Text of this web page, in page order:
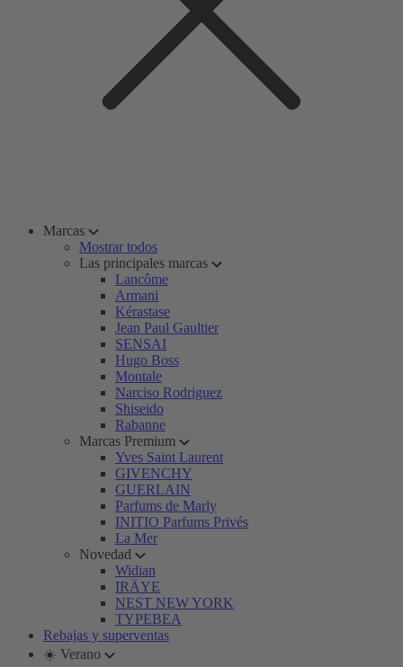
Marcas
Mostrar todos
Las principales marcas
Lancôme
Armani
Kérastase
Jean Paul Gaultier
SENSAI
Hugo Boss
Montale
Narciso Rodriguez
Shiseido
Rabanne
Marcas Premium
Yves Saint Laurent
GIVENCHY
GUERLAIN
Parfums de Marly
INITIO Parfums Privés
La Mer
Novedad
Widian
IRÄYE
NEST NEW YORK
TYPEBEA
Rebajas y superventas
☀️ Verano